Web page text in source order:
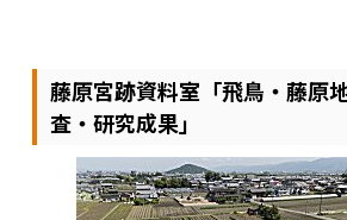
藤原宮跡資料室「飛鳥・藤原
査・研究成果」